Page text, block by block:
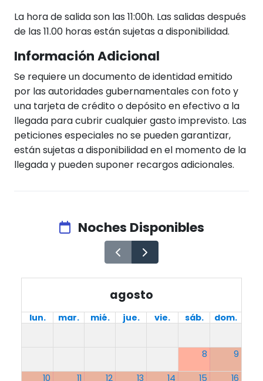
La hora de salida son las 11:00h. Las salidas después
de las 11.00 horas están sujetas a disponibilidad.
Información Adicional
Se requiere un documento de identidad emitido
por las autoridades gubernamentales con foto y
una tarjeta de crédito o depósito en efectivo a la
llegada para cubrir cualquier gasto imprevisto. Las
peticiones especiales no se pueden garantizar,
están sujetas a disponibilidad en el momento de la
llegada y pueden suponer recargos adicionales.
Noches Disponibles
agosto
lun. mar. mié. jue. vie. sáb. dom.
8 9
10 11 12 13 14 15 16